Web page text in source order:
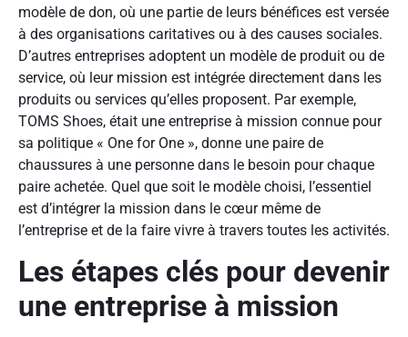
modèle de don, où une partie de leurs bénéfices est versée
à des organisations caritatives ou à des causes sociales.
D’autres entreprises adoptent un modèle de produit ou de
service, où leur mission est intégrée directement dans les
produits ou services qu’elles proposent. Par exemple,
TOMS Shoes, était une entreprise à mission connue pour
sa politique « One for One », donne une paire de
chaussures à une personne dans le besoin pour chaque
paire achetée. Quel que soit le modèle choisi, l’essentiel
est d’intégrer la mission dans le cœur même de
l’entreprise et de la faire vivre à travers toutes les activités.
Les étapes clés pour devenir
une entreprise à mission